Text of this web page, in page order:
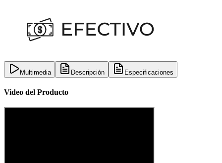
Multimedia Descripción Especificaciones
Video del Producto